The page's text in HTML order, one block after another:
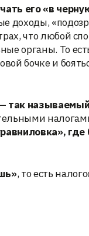
его «в
доходы,
что любой
органы. То
бочке и
так
, то есть